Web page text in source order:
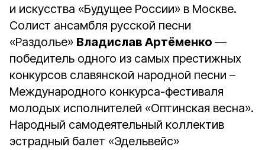
и искусства «Будущее России» в Москве.
Солист ансамбля русской песни
«Раздолье» Владислав Артёменко —
победитель одного из самых престижных
конкурсов славянской народной песни –
Международного конкурса-фестиваля
молодых исполнителей «Оптинская весна».
Народный самодеятельный коллектив
эстрадный балет «Эдельвейс»